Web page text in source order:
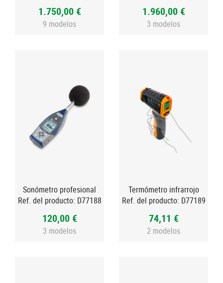
1.750,00 €
9 modelos
1.960,00 €
3 modelos
Sonómetro profesional
Ref. del producto: D77188
120,00 €
3 modelos
Termómetro infrarrojo
Ref. del producto: D77189
74,11 €
2 modelos